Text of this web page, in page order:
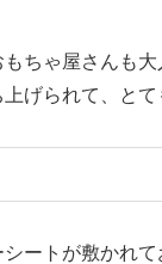
ちゃ屋さんも大
げられて、とて
ートが敷かれて